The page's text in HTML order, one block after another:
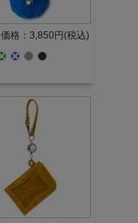
価格：3,850円(税込)